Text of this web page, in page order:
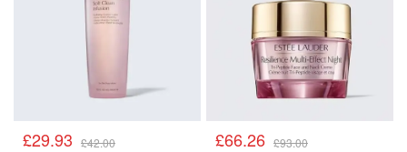
£29.93 £42.00 £66.26 £93.00